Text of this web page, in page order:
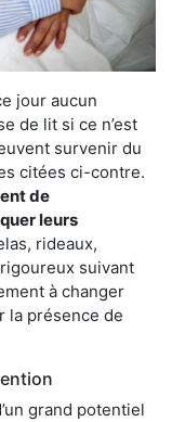
jour aucun
de lit si ce n’est
survenir du
citées ci-contre.
de
leurs
rideaux,
suivant
à changer
la présence de
grand potentiel